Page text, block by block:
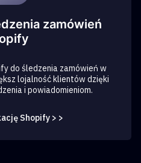
zamówień
do śledzenia zamówień w
lojalność klientów dzięki
i powiadomieniom.
Shopify > >